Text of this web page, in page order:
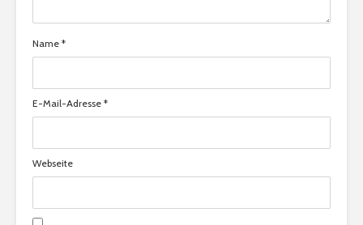
Name *
E-Mail-Adresse *
Webseite